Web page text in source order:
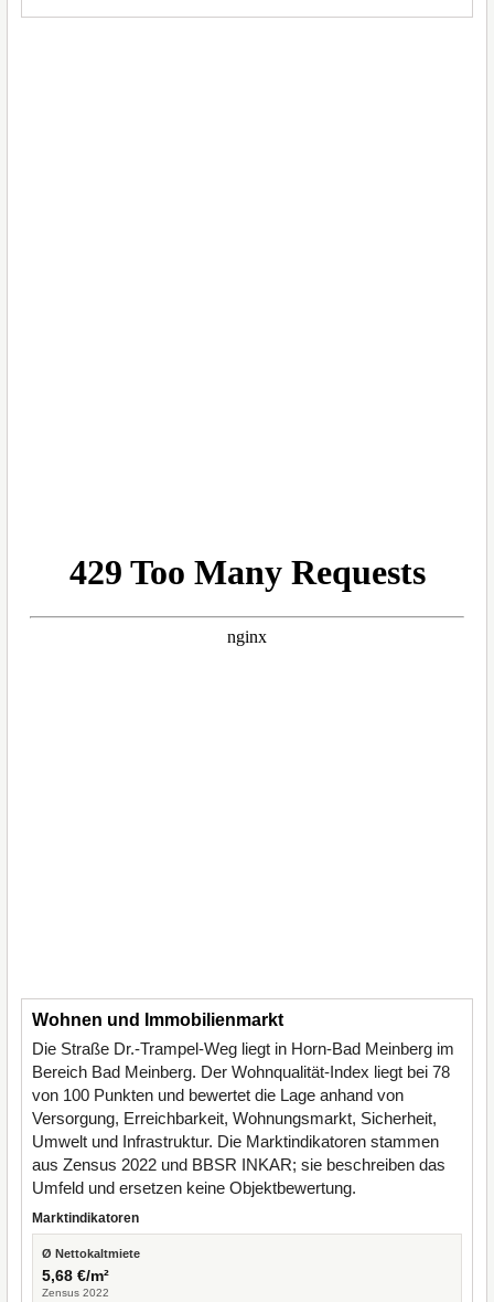
Wohnen und Immobilienmarkt
Die Straße Dr.-Trampel-Weg liegt in Horn-Bad Meinberg im
Bereich Bad Meinberg. Der Wohnqualität-Index liegt bei 78
von 100 Punkten und bewertet die Lage anhand von
Versorgung, Erreichbarkeit, Wohnungsmarkt, Sicherheit,
Umwelt und Infrastruktur. Die Marktindikatoren stammen
aus Zensus 2022 und BBSR INKAR; sie beschreiben das
Umfeld und ersetzen keine Objektbewertung.
Marktindikatoren
Ø Nettokaltmiete
5,68 €/m²
Zensus 2022